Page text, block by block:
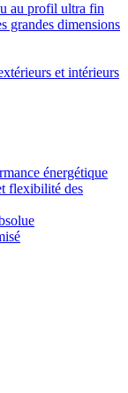
au profil ultra fin
grandes dimensions
et intérieurs
énergétique
flexibilité des